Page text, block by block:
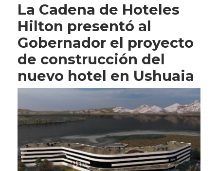
La Cadena de Hoteles
Hilton presentó al
Gobernador el proyecto
de construcción del
nuevo hotel en Ushuaia